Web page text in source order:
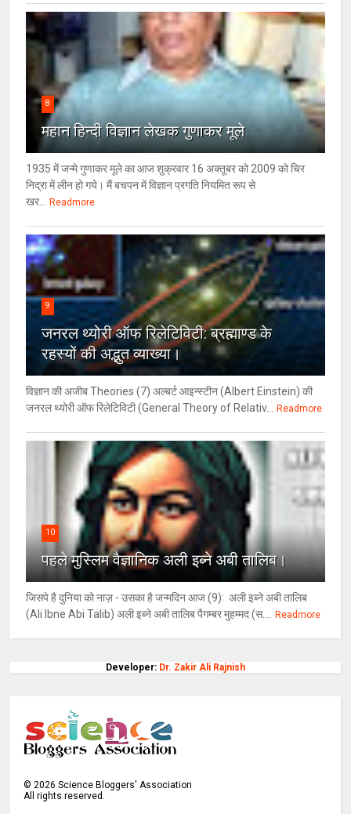
8
महान हिन्दी विज्ञान लेखक गुणाकर मूले
1935 में जन्मे गुणाकर मूले का आज शुक्रवार 16 अक्तूबर को 2009 को चिर
निद्रा में लीन हो गये। मैं बचपन में विज्ञान प्रगति नियमित रूप से
खर...
Readmore
9
जनरल थ्‍योरी ऑफ रिलेटिविटी: ब्रह्माण्‍ड के
रहस्‍यों की अद्भुत व्‍याख्‍या।
विज्ञान की अजीब Theories (7) अल्‍बर्ट आइन्स्टीन (Albert Einstein) की
जनरल थ्योरी ऑफ रिलेटिविटी (General Theory of Relativ...
Readmore
10
पहले मुस्लिम वैज्ञानिक अली इब्ने अबी तालिब।
जिसपे है दुनिया को नाज़ - उसका है जन्मदिन आज (9): अली इब्ने अबी तालिब
(Ali Ibne Abi Talib) अली इब्ने अबी तालिब पैगम्बर मुहम्मद (स....
Readmore
Developer: Dr. Zakir Ali Rajnish
©2026 Science Bloggers' Association
All rights reserved.